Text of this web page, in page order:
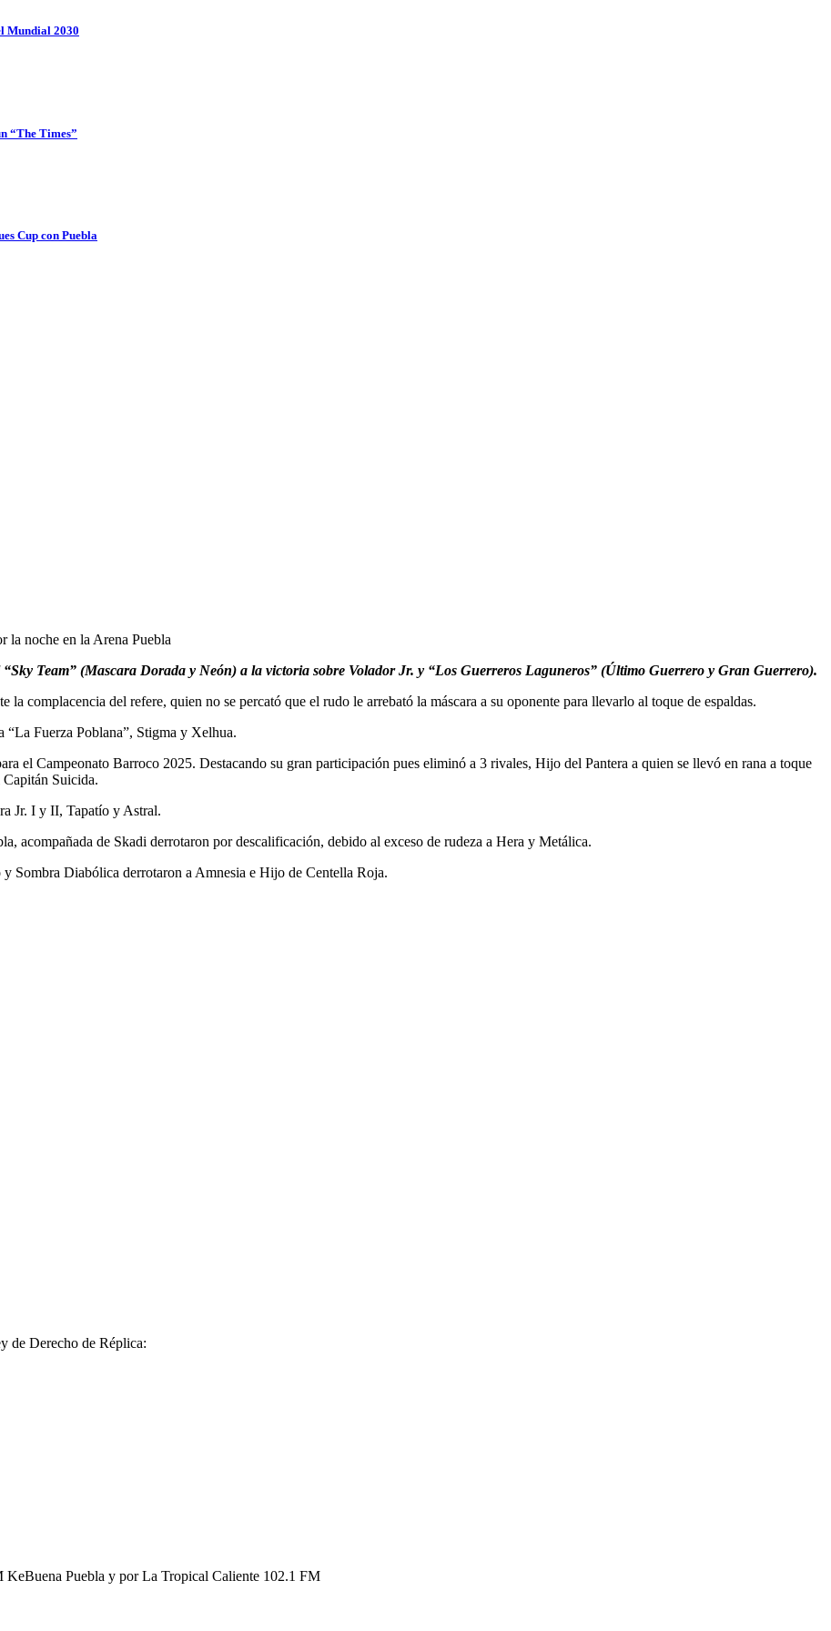
Mundial 2030
“The Times”
Cup con Puebla
la noche en la Arena Puebla
Team” (Mascara Dorada y Neón) a la victoria sobre Volador Jr. y “Los Guerreros Laguneros” (Último Guerrero y Gran Guerrero).
complacencia del refere, quien no se percató que el rudo le arrebató la máscara a su oponente para llevarlo al toque de espaldas.
“La Fuerza Poblana”, Stigma y Xelhua.
el Campeonato Barroco 2025. Destacando su gran participación pues eliminó a 3 rivales, Hijo del Pantera a quien se llevó en rana a toque
Capitán Suicida.
Jr. I y II, Tapatío y Astral.
acompañada de Skadi derrotaron por descalificación, debido al exceso de rudeza a Hera y Metálica.
Sombra Diabólica derrotaron a Amnesia e Hijo de Centella Roja.
de Derecho de Réplica:
Puebla y por La Tropical Caliente 102.1 FM